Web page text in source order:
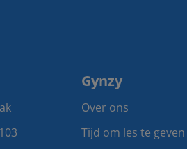
Gynzy
Over ons
Tijd om les te geven